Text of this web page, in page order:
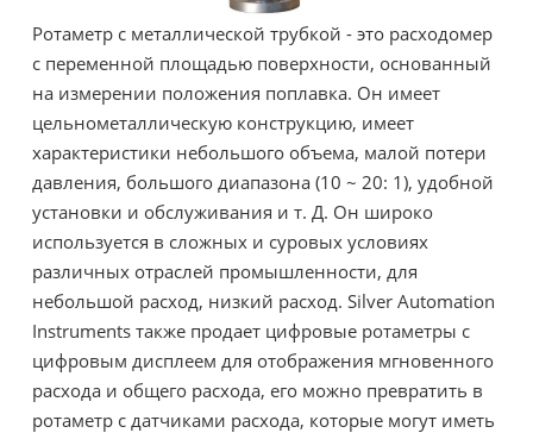
Ротаметр с металлической трубкой - это расходомер
с переменной площадью поверхности, основанный
на измерении положения поплавка. Он имеет
цельнометаллическую конструкцию, имеет
характеристики небольшого объема, малой потери
давления, большого диапазона (10 ~ 20: 1), удобной
установки и обслуживания и т. Д. Он широко
используется в сложных и суровых условиях
различных отраслей промышленности, для
небольшой расход, низкий расход. Silver Automation
Instruments также продает цифровые ротаметры с
цифровым дисплеем для отображения мгновенного
расхода и общего расхода, его можно превратить в
ротаметр с датчиками расхода, которые могут иметь